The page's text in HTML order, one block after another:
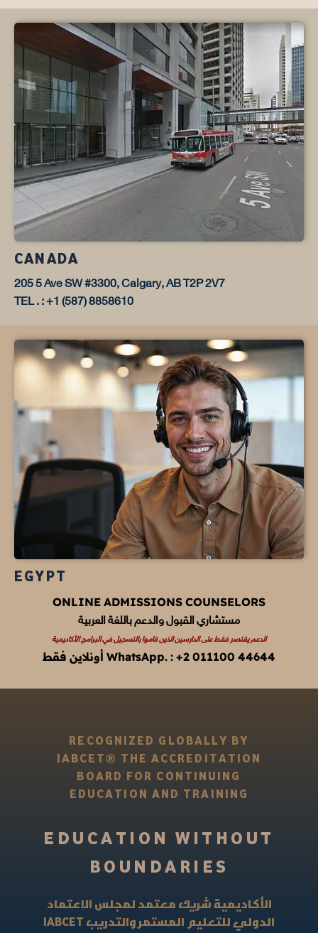
CANADA
205 5 Ave SW #3300, Calgary, AB T2P 2V7
TEL . : +1 (587) 8858610
EGYPT
ONLINE ADMISSIONS COUNSELORS
مستشاري القبول والدعم باللغة العربية
الدعم يقتصر فقط على الدارسين الذين قاموا بالتسجيل في البرامج الأكاديمية
WhatsApp. : +2 011100 44644 أونلاين فقط
RECOGNIZED GLOBALLY BY
IABCET® THE ACCREDITATION
BOARD FOR CONTINUING
EDUCATION AND TRAINING
EDUCATION WITHOUT
BOUNDARIES
الأكاديمية شريك معتمد لمجلس الاعتماد
الدولي للتعليم المستمر والتدريب